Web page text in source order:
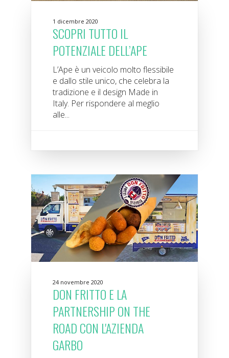
1 dicembre 2020
SCOPRI TUTTO IL
POTENZIALE DELL’APE
L’Ape è un veicolo molto flessibile
e dallo stile unico, che celebra la
tradizione e il design Made in
Italy. Per rispondere al meglio
alle...
24 novembre 2020
DON FRITTO E LA
PARTNERSHIP ON THE
ROAD CON L'AZIENDA
GARBO